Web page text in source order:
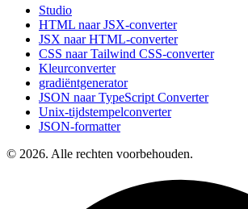
Studio
HTML naar JSX-converter
JSX naar HTML-converter
CSS naar Tailwind CSS-converter
Kleurconverter
gradiëntgenerator
JSON naar TypeScript Converter
Unix-tijdstempelconverter
JSON-formatter
© 2026. Alle rechten voorbehouden.